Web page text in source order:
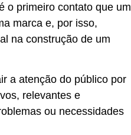
o primeiro contato que um
marca e, por isso,
na construção de um
a atenção do público por
relevantes e
ou necessidades